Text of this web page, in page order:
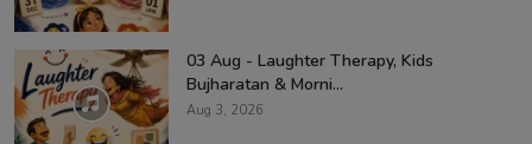
03 Aug - Laughter Therapy, Kids
Bujharatan & Morni...
Aug 3, 2026